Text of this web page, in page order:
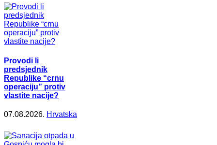
Provodi li
predsjednik
Republike “crnu
operaciju” protiv
vlastite nacije?
07.08.2026. Hrvatska